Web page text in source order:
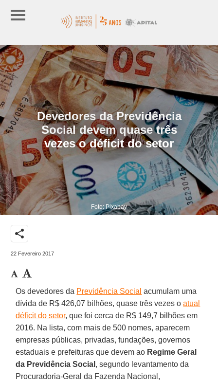
Devedores da Previdência
Social devem quase três
vezes o déficit do setor
Foto: Pixabay
share
22 Fevereiro 2017
Os devedores da Previdência Social acumulam uma
dívida de R$ 426,07 bilhões, quase três vezes oatual
déficit do setor, que foi cerca de R$ 149,7 bilhões em
2016. Na lista, com mais de 500 nomes, aparecem
empresas públicas, privadas, fundações, governos
estaduais e prefeituras que devem ao Regime Geral
da Previdência Social , segundo levantamento da
Procuradoria-Geral da Fazenda Nacional,